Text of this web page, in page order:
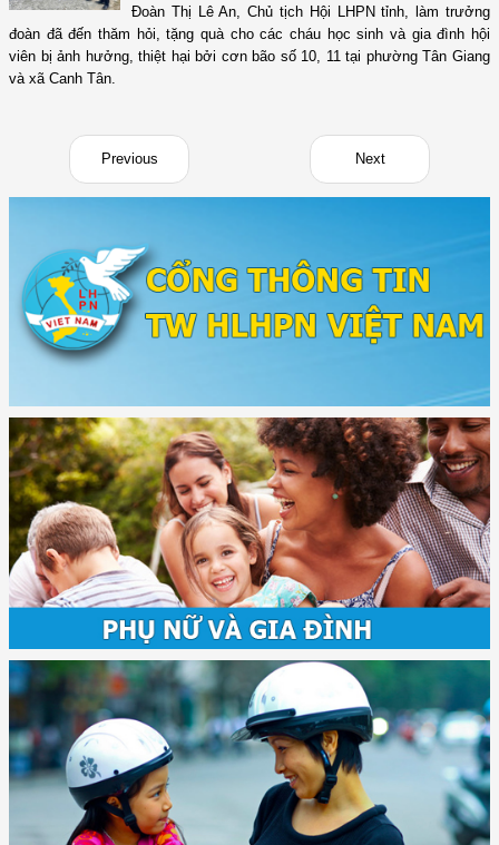
Đoàn Thị Lê An, Chủ tịch Hội LHPN tỉnh, làm trưởng
đoàn đã đến thăm hỏi, tặng quà cho các cháu học sinh và gia đình hội
viên bị ảnh hưởng, thiệt hại bởi cơn bão số 10, 11 tại phường Tân Giang
và xã Canh Tân.
Previous Next